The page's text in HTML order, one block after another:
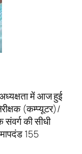
अध्यक्षता में आज हुई
(कम्प्यूटर)/
की सीधी
मापदंड 155